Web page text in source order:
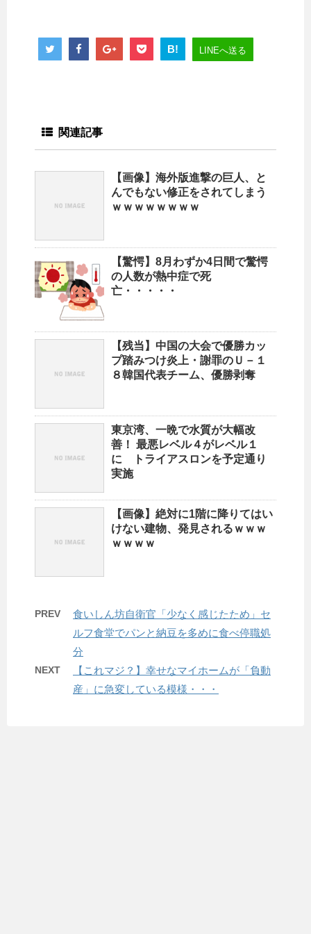
B! LINEへ送る
関連記事
【画像】海外版進撃の巨人、と
んでもない修正をされてしまう
ｗｗｗｗｗｗｗｗ
【驚愕】8月わずか4日間で驚愕
の人数が熱中症で死
亡・・・・・
【残当】中国の大会で優勝カッ
プ踏みつけ炎上・謝罪のＵ－１
８韓国代表チーム、優勝剥奪
東京湾、一晩で水質が大幅改
善！ 最悪レベル４がレベル１
に トライアスロンを予定通り
実施
【画像】絶対に1階に降りてはい
けない建物、発見されるｗｗｗ
ｗｗｗｗ
PREV
食いしん坊自衛官「少なく感じたため」セ
ルフ食堂でパンと納豆を多めに食べ停職処
分
NEXT
【これマジ？】幸せなマイホームが「負動
産」に急変している模様・・・